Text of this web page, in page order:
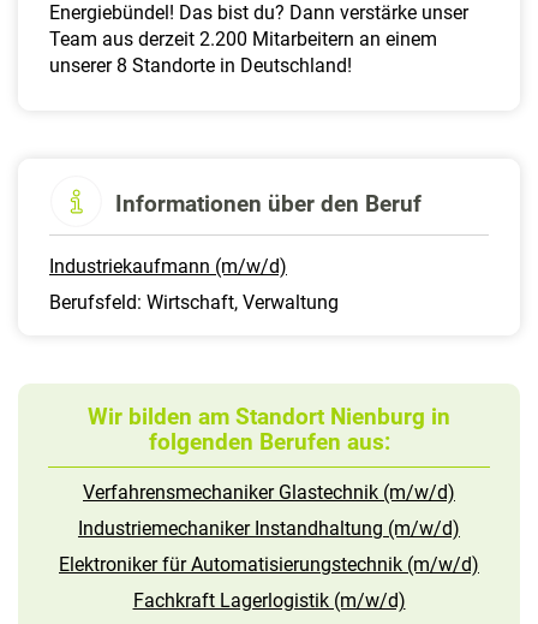
Energiebündel! Das bist du? Dann verstärke unser
Team aus derzeit 2.200 Mitarbeitern an einem
unserer 8 Standorte in Deutschland!
Informationen über den Beruf
Industriekaufmann (m/w/d)
Berufsfeld: Wirtschaft, Verwaltung
Wir bilden am Standort Nienburg in
folgenden Berufen aus:
Verfahrensmechaniker Glastechnik (m/w/d)
Industriemechaniker Instandhaltung (m/w/d)
Elektroniker für Automatisierungstechnik (m/w/d)
Fachkraft Lagerlogistik (m/w/d)